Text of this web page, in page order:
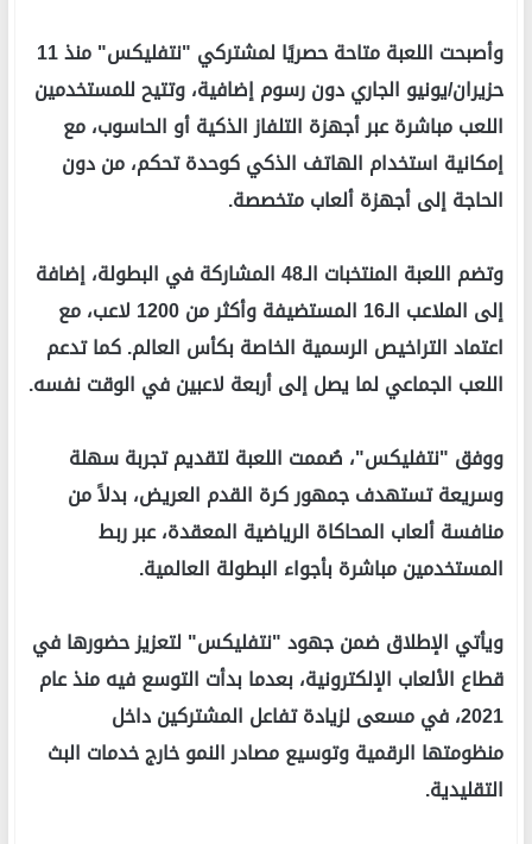
وأصبحت اللعبة متاحة حصريًا لمشتركي "نتفليكس" منذ 11
حزيران/يونيو الجاري دون رسوم إضافية، وتتيح للمستخدمين
اللعب مباشرة عبر أجهزة التلفاز الذكية أو الحاسوب، مع
إمكانية استخدام الهاتف الذكي كوحدة تحكم، من دون
الحاجة إلى أجهزة ألعاب متخصصة.
وتضم اللعبة المنتخبات الـ48 المشاركة في البطولة، إضافة
إلى الملاعب الـ16 المستضيفة وأكثر من 1200 لاعب، مع
اعتماد التراخيص الرسمية الخاصة بكأس العالم. كما تدعم
اللعب الجماعي لما يصل إلى أربعة لاعبين في الوقت نفسه.
ووفق "نتفليكس"، صُممت اللعبة لتقديم تجربة سهلة
وسريعة تستهدف جمهور كرة القدم العريض، بدلاً من
منافسة ألعاب المحاكاة الرياضية المعقدة، عبر ربط
المستخدمين مباشرة بأجواء البطولة العالمية.
ويأتي الإطلاق ضمن جهود "نتفليكس" لتعزيز حضورها في
قطاع الألعاب الإلكترونية، بعدما بدأت التوسع فيه منذ عام
2021، في مسعى لزيادة تفاعل المشتركين داخل
منظومتها الرقمية وتوسيع مصادر النمو خارج خدمات البث
التقليدية.